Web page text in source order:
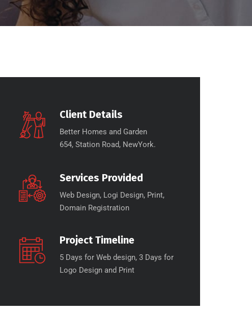
Client Details
Better Homes and Garden
654, Station Road, NewYork.
Services Provided
Web Design, Logi Design, Print,
Domain Registration
Project Timeline
5 Days for Web design, 3 Days for
Logo Design and Print